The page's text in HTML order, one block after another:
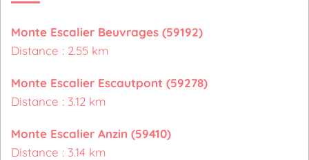
Monte Escalier Beuvrages (59192)
Distance : 2.55 km
Monte Escalier Escautpont (59278)
Distance : 3.12 km
Monte Escalier Anzin (59410)
Distance : 3.14 km